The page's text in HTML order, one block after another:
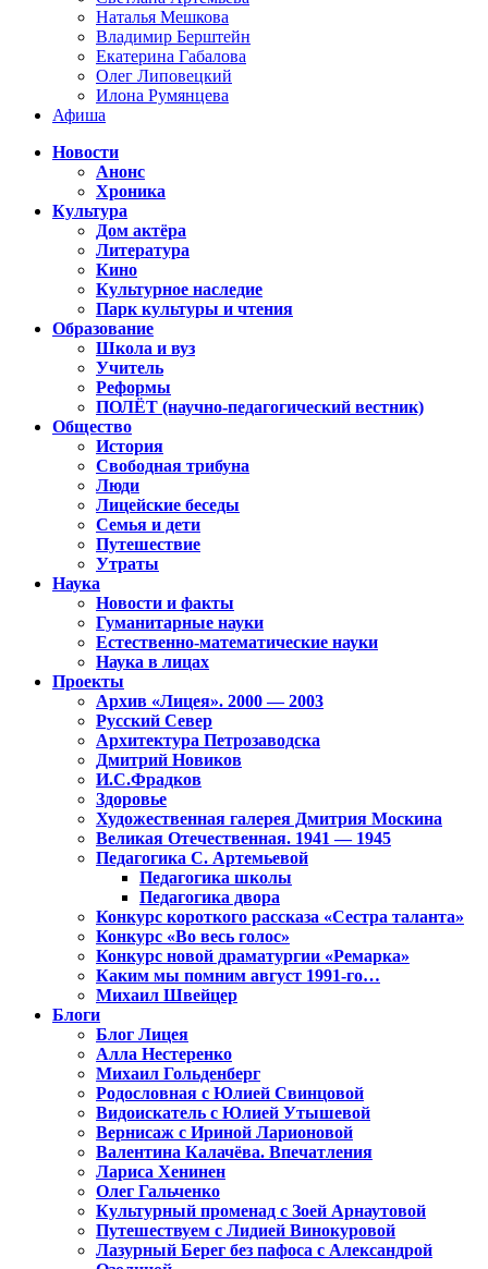
Наталья Мешкова
Владимир Берштейн
Екатерина Габалова
Олег Липовецкий
Илона Румянцева
Афиша
Новости
Анонс
Хроника
Культура
Дом актёра
Литература
Кино
Культурное наследие
Парк культуры и чтения
Образование
Школа и вуз
Учитель
Реформы
ПОЛЁТ (научно-педагогический вестник)
Общество
История
Свободная трибуна
Люди
Лицейские беседы
Семья и дети
Путешествие
Утраты
Наука
Новости и факты
Гуманитарные науки
Естественно-математические науки
Наука в лицах
Проекты
Архив «Лицея». 2000 — 2003
Русский Север
Архитектура Петрозаводска
Дмитрий Новиков
И.С.Фрадков
Здоровье
Художественная галерея Дмитрия Москина
Великая Отечественная. 1941 — 1945
Педагогика С. Артемьевой
Педагогика школы
Педагогика двора
Конкурс короткого рассказа «Сестра таланта»
Конкурс «Во весь голос»
Конкурс новой драматургии «Ремарка»
Каким мы помним август 1991-го…
Михаил Швейцер
Блоги
Блог Лицея
Алла Нестеренко
Михаил Гольденберг
Родословная с Юлией Свинцовой
Видоискатель с Юлией Утышевой
Вернисаж с Ириной Ларионовой
Валентина Калачёва. Впечатления
Лариса Хенинен
Олег Гальченко
Культурный променад с Зоей Арнаутовой
Путешествуем с Лидией Винокуровой
Лазурный Берег без пафоса с Александрой